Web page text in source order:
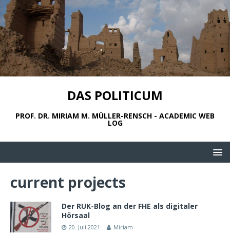
DAS POLITICUM
PROF. DR. MIRIAM M. MÜLLER-RENSCH - ACADEMIC WEB
LOG
current projects
Der RUK-Blog an der FHE als digitaler
Hörsaal
20. Juli 2021 Miriam